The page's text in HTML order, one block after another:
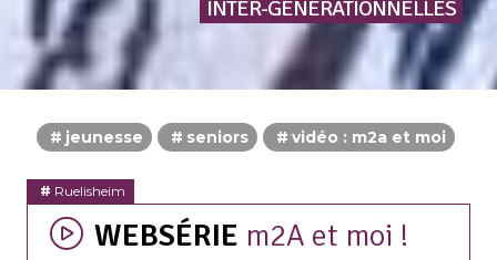
INTER-GÉNÉRATIONNELLES
jeunesse seniors vidéo : m2a et moi
Ruelisheim
WEBSÉRIE m2A et moi !